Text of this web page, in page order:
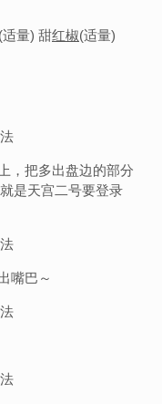
量) 甜红椒(适量)
，把多出盘边的部分
是天宫二号要登录
嘴巴～